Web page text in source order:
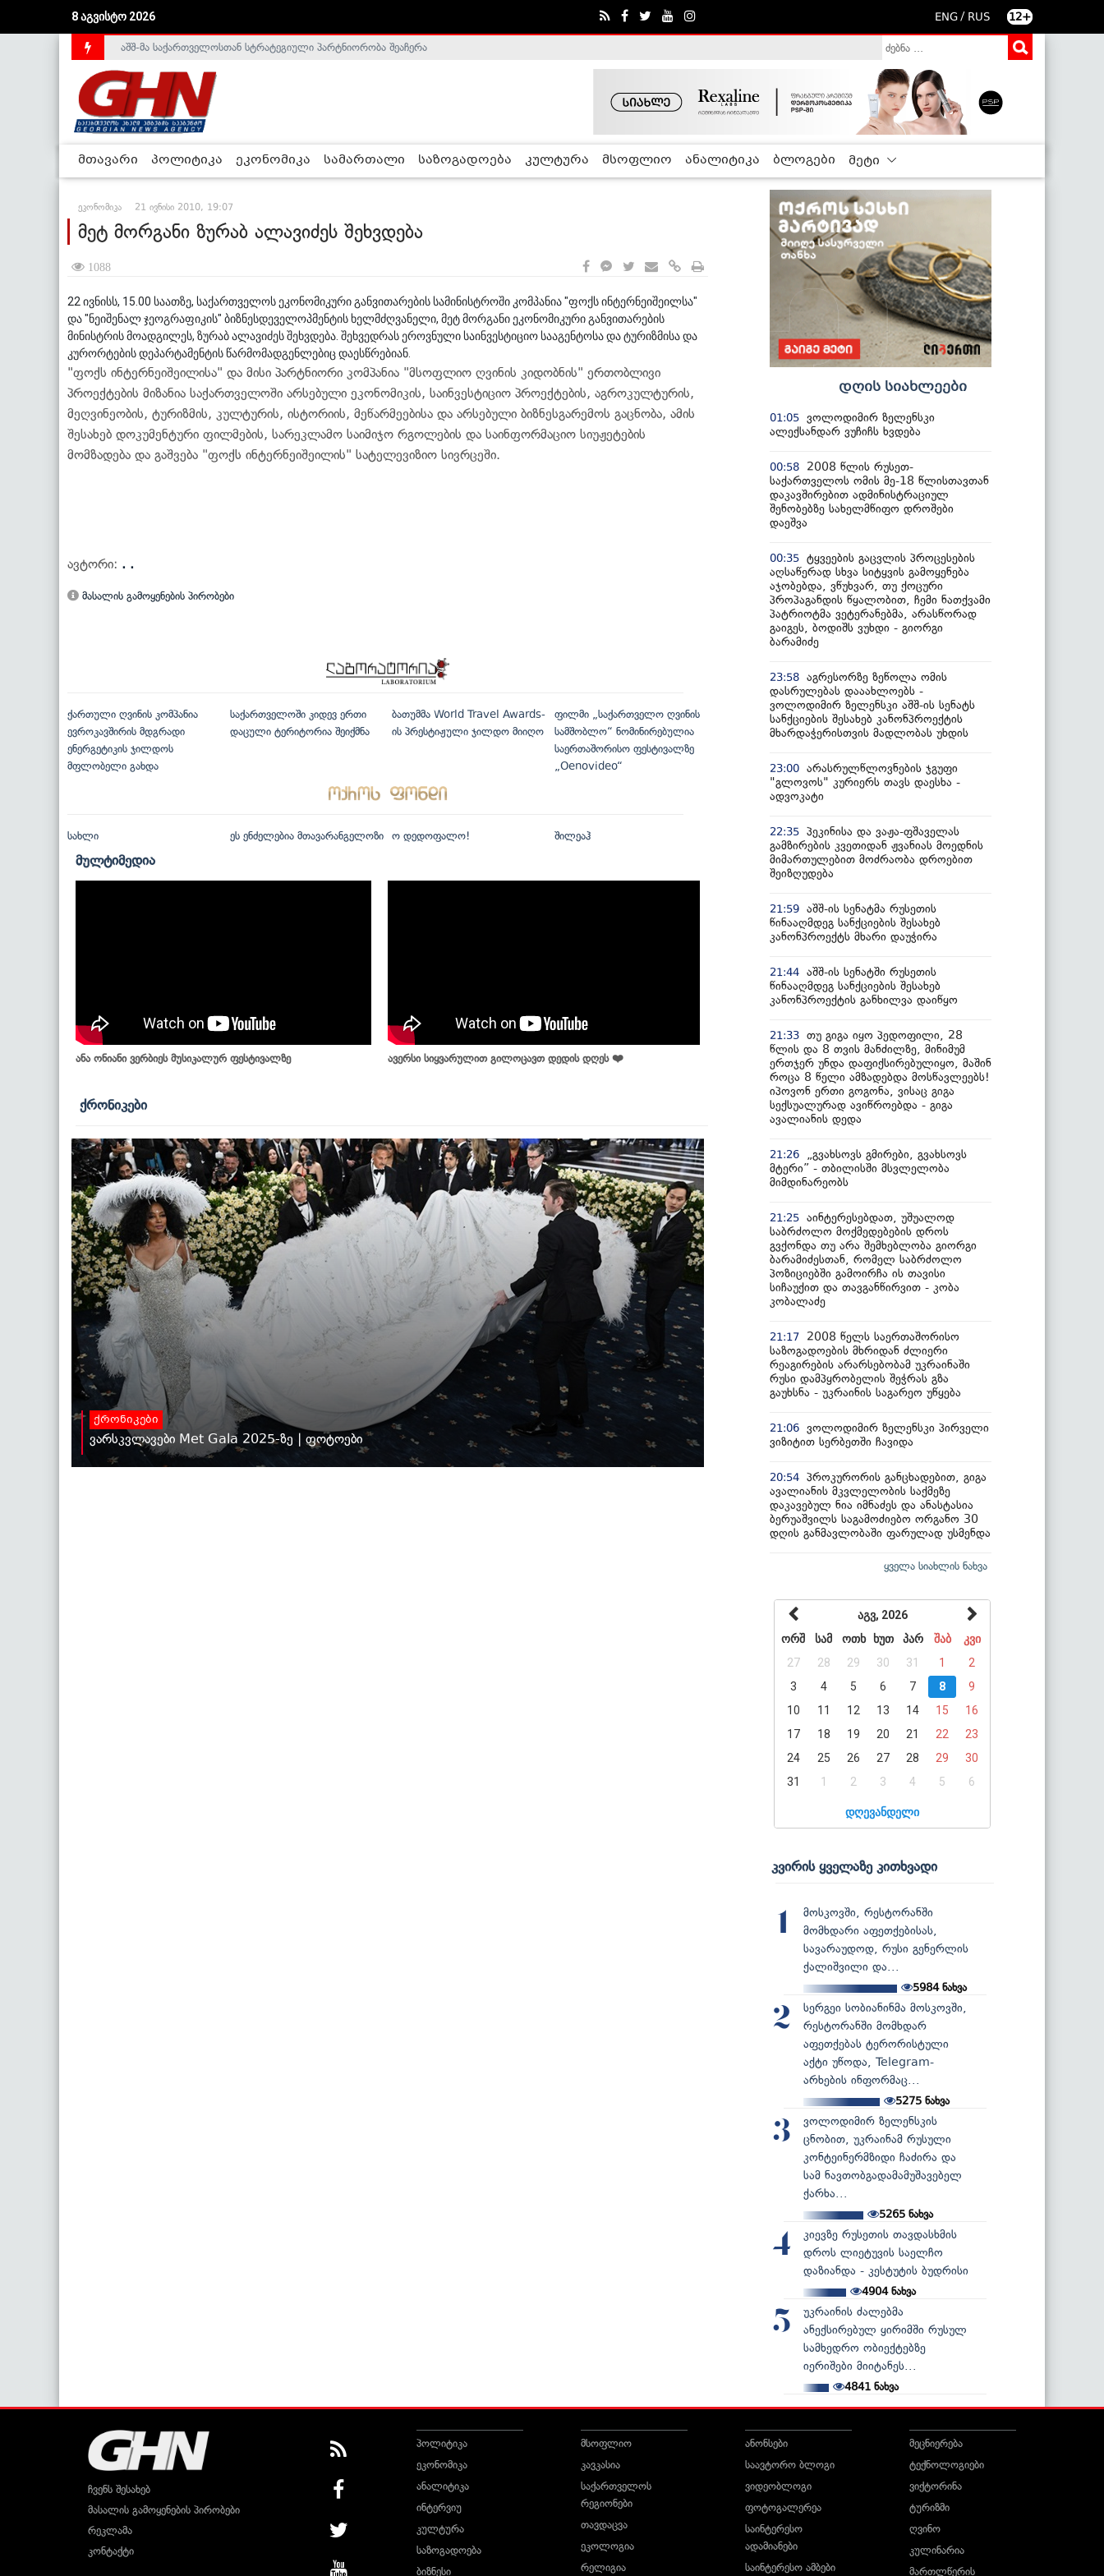
8 აგვისტო 2026 ENG / RUS 12+
საქართველოს დე-ფაქტო მთავრობა არალეგიტიმურია - ჰელსინკის კომისია
აშშ-მა საქართველოსთან სტრატეგიული პარტნიორობა შეაჩერა
მთავარი პოლიტიკა ეკონომიკა სამართალი საზოგადოება კულტურა მსოფლიო ანალიტიკა ბლოგები მეტი
ეკონომიკა 21 ივნისი 2010, 19:07
მეტ მორგანი ზურაბ ალავიძეს შეხვდება
1088
22 ივნისს, 15.00 საათზე, საქართველოს ეკონომიკური განვითარების სამინისტროში კომპანია "ფოქს ინტერნეიშეილსა"
და "ნეიშენალ ჯეოგრაფიკის" ბიზნესდეველოპმენტის ხელმძღვანელი, მეტ მორგანი ეკონომიკური განვითარების
მინისტრის მოადგილეს, ზურაბ ალავიძეს შეხვდება. შეხვედრას ეროვნული საინვესტიციო სააგენტოსა და ტურიზმისა და
კურორტების დეპარტამენტის წარმომადგენლებიც დაესწრებიან.
"ფოქს ინტერნეიშეილისა" და მისი პარტნიორი კომპანია "მსოფლიო ღვინის კიდობნის" ერთობლივი
პროექტების მიზანია საქართველოში არსებული ეკონომიკის, საინვესტიციო პროექტების, აგროკულტურის,
მეღვინეობის, ტურიზმის, კულტურის, ისტორიის, მეწარმეებისა და არსებული ბიზნესგარემოს გაცნობა, ამის
შესახებ დოკუმენტური ფილმების, სარეკლამო საიმიჯო რგოლების და საინფორმაციო სიუჟეტების
მომზადება და გაშვება "ფოქს ინტერნეიშეილის" სატელევიზიო სივრცეში.
ავტორი: . .
მასალის გამოყენების პირობები
ქართული ღვინის კომპანია
ევროკავშირის მდგრადი
ენერგეტიკის ჯილდოს
მფლობელი გახდა
საქართველოში კიდევ ერთი
დაცული ტერიტორია შეიქმნა
ბათუმმა World Travel Awards-
ის პრესტიჟული ჯილდო მიიღო
ფილმი „საქართველო ღვინის
სამშობლო“ ნომინირებულია
საერთაშორისო ფესტივალზე
„Oenovideo“
სახლი ეს ენძელებია მთავარანგელოზი ო დედოფალო! შილეაჰ
მულტიმედია
ანა ონიანი ვერბიეს მუსიკალურ ფესტივალზე ავერსი სიყვარულით გილოცავთ დედის დღეს ❤️
ქრონიკები
ქრონიკები
ვარსკვლავები Met Gala 2025-ზე | ფოტოები
დღის სიახლეები
01:05 ვოლოდიმირ ზელენსკი
ალექსანდარ ვუჩიჩს ხვდება
00:58
2008 წლის რუსეთ-
საქართველოს ომის მე-18 წლისთავთან
დაკავშირებით ადმინისტრაციულ
შენობებზე სახელმწიფო დროშები
დაეშვა
00:35 ტყვეების გაცვლის პროცესების
აღსაწერად სხვა სიტყვის გამოყენება
აჯობებდა, ვწუხვარ, თუ ქოცური
პროპაგანდის წყალობით, ჩემი ნათქვამი
პატრიოტმა ვეტერანებმა, არასწორად
გაიგეს, ბოდიშს ვუხდი - გიორგი
ბარამიძე
23:58 აგრესორზე ზეწოლა ომის
დასრულებას დააახლოებს -
ვოლოდიმირ ზელენსკი აშშ-ის სენატს
სანქციების შესახებ კანონპროექტის
მხარდაჭერისთვის მადლობას უხდის
23:00 არასრულწლოვნების ჯგუფი
"გლოვოს" კურიერს თავს დაესხა -
ადვოკატი
22:35 პეკინისა და ვაჟა-ფშაველას
გამზირების კვეთიდან ჟვანიას მოედნის
მიმართულებით მოძრაობა დროებით
შეიზღუდება
21:59 აშშ-ის სენატმა რუსეთის
წინააღმდეგ სანქციების შესახებ
კანონპროექტს მხარი დაუჭირა
21:44 აშშ-ის სენატში რუსეთის
წინააღმდეგ სანქციების შესახებ
კანონპროექტის განხილვა დაიწყო
21:33 თუ გიგა იყო პედოფილი, 28
წლის და 8 თვის მანძილზე, მინიმუმ
ერთჯერ უნდა დაფიქსირებულიყო, მაშინ
როცა 8 წელი ამზადებდა მოსწავლეებს!
იპოვონ ერთი გოგონა, ვისაც გიგა
სექსუალურად ავიწროებდა - გიგა
ავალიანის დედა
21:26
„გვახსოვს გმირები, გვახსოვს
მტერი” - თბილისში მსვლელობა
მიმდინარეობს
21:25 აინტერესებდათ, უშუალოდ
საბრძოლო მოქმედებების დროს
გვქონდა თუ არა შემხებლობა გიორგი
ბარამიძესთან, რომელ საბრძოლო
პოზიციებში გამოირჩა ის თავისი
სიჩაუქით და თავგანწირვით - კობა
კობალაძე
21:17
2008 წელს საერთაშორისო
საზოგადოების მხრიდან ძლიერი
რეაგირების არარსებობამ უკრაინაში
რუსი დამპყრობელის შეჭრას გზა
გაუხსნა - უკრაინის საგარეო უწყება
21:06 ვოლოდიმირ ზელენსკი პირველი
ვიზიტით სერბეთში ჩავიდა
20:54 პროკურორის განცხადებით, გიგა
ავალიანის მკვლელობის საქმეზე
დაკავებულ ნია იმნაძეს და ანასტასია
ბერუაშვილს საგამოძიებო ორგანო 30
დღის განმავლობაში ფარულად უსმენდა
ყველა სიახლის ნახვა
აგვ, 2026
ორშ
სამ ოთხ ხუთ პარ შაბ
კვი
27
28 29 30 31 1
2
3
4 5 6 7 8
9
10
11 12 13 14 15
16
17
18 19 20 21 22
23
24
25 26 27 28 29
30
31
1 2 3 4 5 6
დღევანდელი
კვირის ყველაზე კითხვადი
1
მოსკოვში, რესტორანში
მომხდარი აფეთქებისას,
სავარაუდოდ, რუსი გენერლის
ქალიშვილი და...
5984ნახვა
2
სერგეი სობიანინმა მოსკოვში,
რესტორანში მომხდარ
აფეთქებას ტერორისტული
აქტი უწოდა, Telegram-
არხების ინფორმაც...
5275 ნახვა
3
ვოლოდიმირ ზელენსკის
ცნობით, უკრაინამ რუსული
კონტეინერმზიდი ჩაძირა და
სამ ნავთობგადამამუშავებელ
ქარხა...
5265ნახვა
4
კიევზე რუსეთის თავდასხმის
დროს ლიეტუვის საელჩო
დაზიანდა - კესტუტის ბუდრისი
4904ნახვა
5
უკრაინის ძალებმა
ანექსირებულ ყირიმში რუსულ
სამხედრო ობიექტებზე
იერიშები მიიტანეს...
4841 ნახვა
ჩვენს შესახებ
მასალის გამოყენების პირობები
რეკლამა
კონტაქტი
პოლიტიკა
ეკონომიკა
ანალიტიკა
ინტერვიუ
კულტურა
საზოგადოება
ბიზნესი
მსოფლიო
კავკასია
საქართველოს
რეგიონები
თავდაცვა
ეკოლოგია
რელიგია
ანონსები
საავტორო ბლოგი
ვიდეობლოგი
ფოტოგალერეა
საინტერესო
ადამიანები
საინტერესო ამბები
მეცნიერება
ტექნოლოგიები
ვიქტორინა
ტურიზმი
ღვინო
კულინარია
მართლწერის